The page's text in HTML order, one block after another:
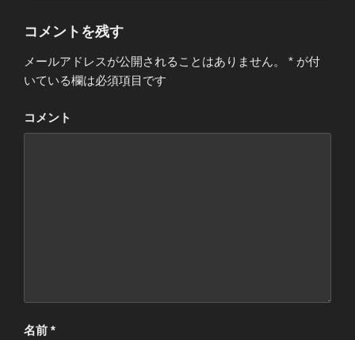
コメントを残す
メールアドレスが公開されることはありません。 * が付
いている欄は必須項目です
コメント
名前 *